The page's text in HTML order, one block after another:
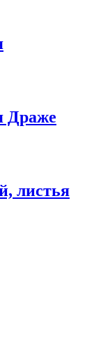
Драже
листья